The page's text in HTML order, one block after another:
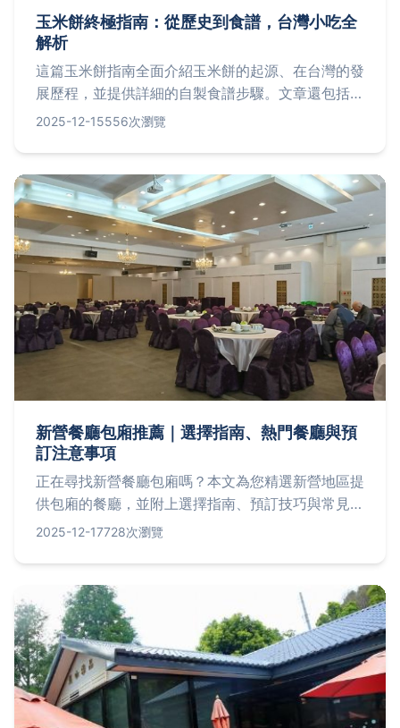
玉米餅終極指南：從歷史到食譜，台灣小吃全
解析
這篇玉米餅指南全面介紹玉米餅的起源、在台灣的發
展歷程，並提供詳細的自製食譜步驟。文章還包括台
灣人氣玉米餅店家排行榜，以及常見問題解答，幫助
2025-12-15556次瀏覽
新營餐廳包廂推薦｜選擇指南、熱門餐廳與預
訂注意事項
正在尋找新營餐廳包廂嗎？本文為您精選新營地區提
供包廂的餐廳，並附上選擇指南、預訂技巧與常見問
題解答，助您輕鬆規劃聚餐活動。從適合小家庭的溫
餐廳包廂特色與消費資訊。
2025-12-17728次瀏覽